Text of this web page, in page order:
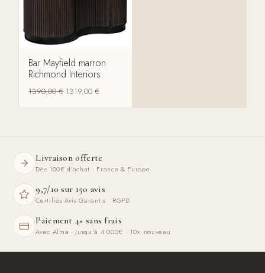
Bar Mayfield marron
Richmond Interiors
1390,00€ 1319,00€
Livraison offerte
Dès 100€ d'achat · France & Europe
9,7/10 sur 150 avis
Certifiés Avis Garantis · RGPD
Paiement 4× sans frais
Avec Alma · Jusqu'à 4 000€ · 10× nouveau